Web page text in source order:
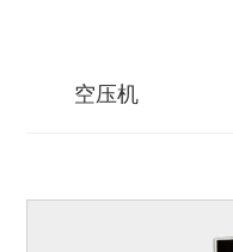
空压机